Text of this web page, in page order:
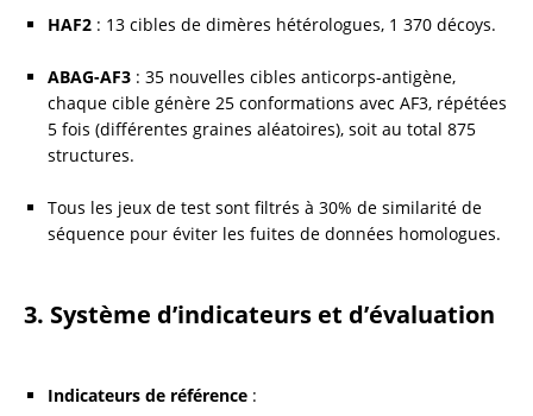
HAF2 : 13 cibles de dimères hétérologues, 1 370 décoys.
ABAG-AF3 : 35 nouvelles cibles anticorps-antigène,
chaque cible génère 25 conformations avec AF3, répétées
5 fois (différentes graines aléatoires), soit au total 875
structures.
Tous les jeux de test sont filtrés à 30% de similarité de
séquence pour éviter les fuites de données homologues.
3. Système d’indicateurs et d’évaluation
Indicateurs de référence :